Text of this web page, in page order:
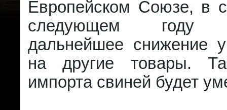
Европейском Союзе, в
следующем году
дальнейшее снижение
на другие товары.
импорта свиней будет